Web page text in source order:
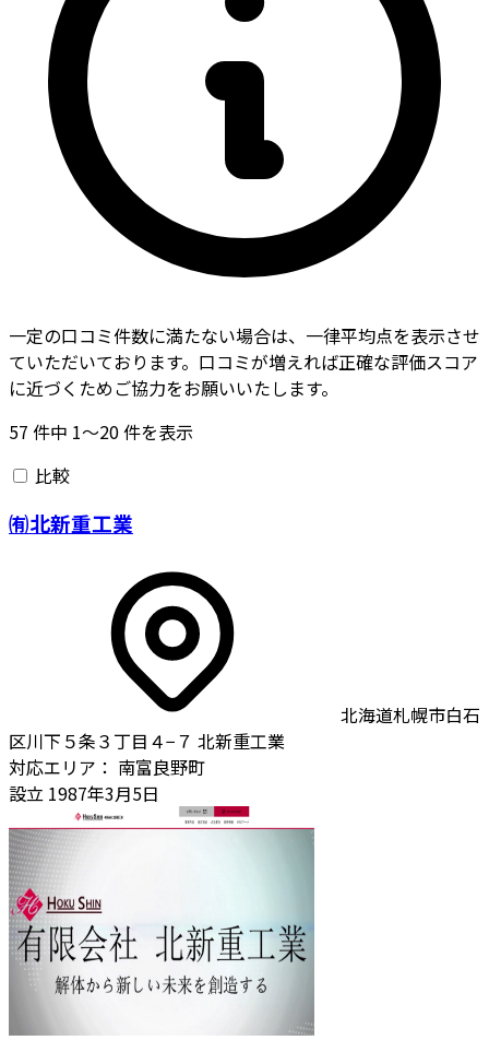
一定の口コミ件数に満たない場合は、一律平均点を表示させ
ていただいております。口コミが増えれば正確な評価スコア
に近づくためご協力をお願いいたします。
57 件中 1〜20件を表示
比較
㈲北新重工業
北海道札幌市白石
区川下５条３丁目４−７ 北新重工業
対応エリア： 南富良野町
設立 1987年3月5日